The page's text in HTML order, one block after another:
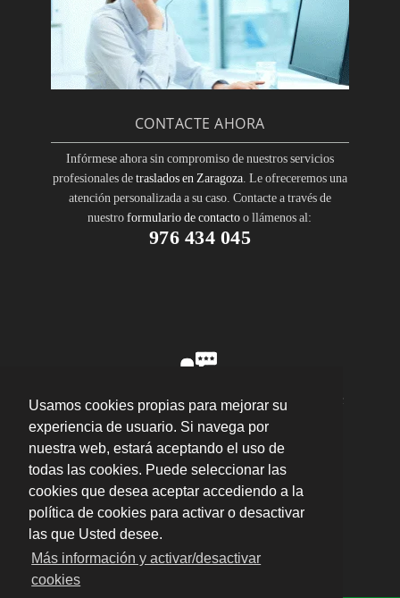
Usamos cookies propias para mejorar su
experiencia de usuario. Si navega por
nuestra web, estará aceptando el uso de
todas las cookies. Puede seleccionar las
cookies que desea aceptar accediendo a la
política de cookies para activar o desactivar
las que Usted desee.
Más información y activar/desactivar
cookies
CONTACTE AHORA
Infórmese ahora sin compromiso de nuestros servicios
profesionales de traslados en Zaragoza. Le ofreceremos una
atención personalizada a su caso. Contacte a través de
nuestroformulario de contacto o llámenos al:
976 434 045
"Hice una mudanza desde Zaragoza a Madrid con
ellos y todo salió perfecto"
por
valoración10/10
Enviar opinión
Plaza del Pilar, 16 Entlo. Oficina 5, 50003 –